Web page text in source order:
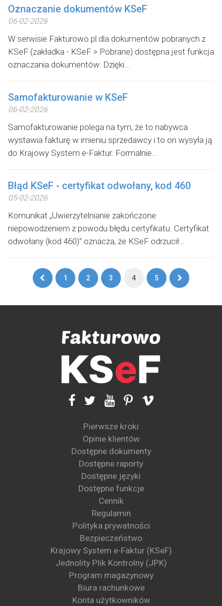
Oznaczanie dokumentów KSeF
06-02-2026
W serwisie Fakturowo.pl dla dokumentów pobranych z
KSeF (zakładka - KSeF > Pobrane) dostępna jest funkcja
oznaczania dokumentów. Dzięki...
Samofakturowanie w KSeF
06-02-2026
Samofakturowanie polega na tym, że to nabywca
wystawia fakturę w imieniu sprzedawcy i to on wysyła ją
do Krajowy System e-Faktur. Formalnie...
Błąd KSeF - certyfikat odwołany, kod 460
05-02-2026
Komunikat „Uwierzytelnianie zakończone
niepowodzeniem z powodu błędu certyfikatu. Certyfikat
odwołany (kod 460)” oznacza, że KSeF odrzucił...
Pierwsza
1 2 3 4 5 Ostatnia
Pierwsze kroki
Opinie klientów
Dostępne dokumenty
Dostępne raporty
Dostępne języki
Dostępne funkcje
Cennik
Regulamin
Polityka prywatności
Bezpieczeństwo
Krajowy System e-Faktur (KSeF)
Jednolity Plik Kontrolny (JPK)
Program magazynowy
Biura rachunkowe
Konta użytkowników